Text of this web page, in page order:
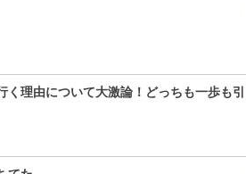
理由について大激論！どっちも一歩も引